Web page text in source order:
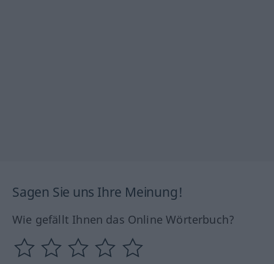
Sagen Sie uns Ihre Meinung!
Wie gefällt Ihnen das Online Wörterbuch?